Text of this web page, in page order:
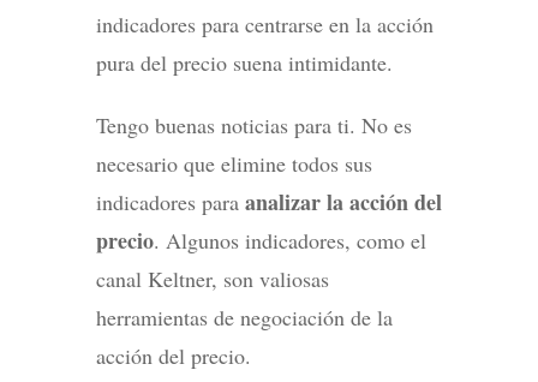
indicadores para centrarse en la acción
pura del precio suena intimidante.
Tengo buenas noticias para ti. No es
necesario que elimine todos sus
indicadores para analizar la acción del
precio. Algunos indicadores, como el
canal Keltner, son valiosas
herramientas de negociación de la
acción del precio.